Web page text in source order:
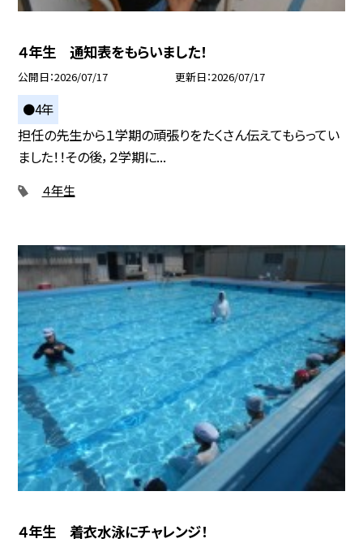
４年生 通知表をもらいました！
公開日 2026/07/17 更新日 2026/07/17
●4年
担任の先生から１学期の頑張りをたくさん伝えてもらってい
ました！！その後，２学期に...
４年生
４年生 着衣水泳にチャレンジ！